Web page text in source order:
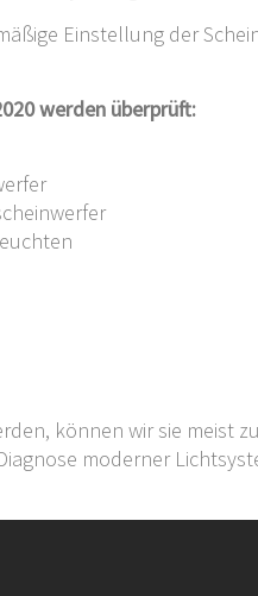
Einstellung der
werden überprüft:
können wir sie meist
moderner